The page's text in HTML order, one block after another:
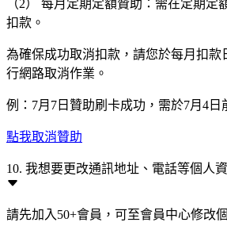
（2） 每月定期定額贊助：需在定期定
扣款。
為確保成功取消扣款，請您於每月扣款
行網路取消作業。
例：7月7日贊助刷卡成功，需於7月4日
點我取消贊助
10. 我想要更改通訊地址、電話等個人
請先加入50+會員，可至會員中心修改